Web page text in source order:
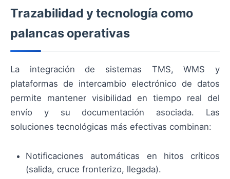
Trazabilidad y tecnología como
palancas operativas
La integración de sistemas TMS, WMS y
plataformas de intercambio electrónico de datos
permite mantener visibilidad en tiempo real del
envío y su documentación asociada. Las
soluciones tecnológicas más efectivas combinan:
Notificaciones automáticas en hitos críticos
(salida, cruce fronterizo, llegada).